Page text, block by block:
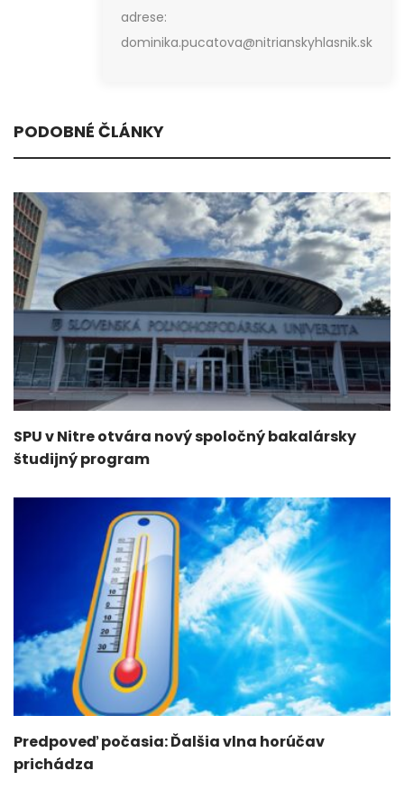
adrese:
dominika.pucatova@nitrianskyhlasnik.sk
PODOBNÉ ČLÁNKY
SPU v Nitre otvára nový spoločný bakalársky
študijný program
Predpoveď počasia: Ďalšia vlna horúčav
prichádza